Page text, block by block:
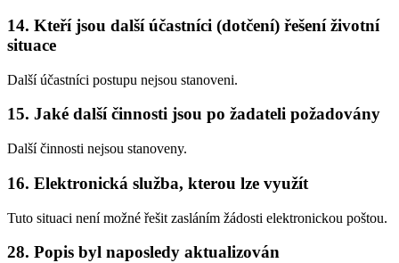
14. Kteří jsou další účastníci (dotčení) řešení životní
situace
Další účastníci postupu nejsou stanoveni.
15. Jaké další činnosti jsou po žadateli požadovány
Další činnosti nejsou stanoveny.
16. Elektronická služba, kterou lze využít
Tuto situaci není možné řešit zasláním žádosti elektronickou poštou.
28. Popis byl naposledy aktualizován